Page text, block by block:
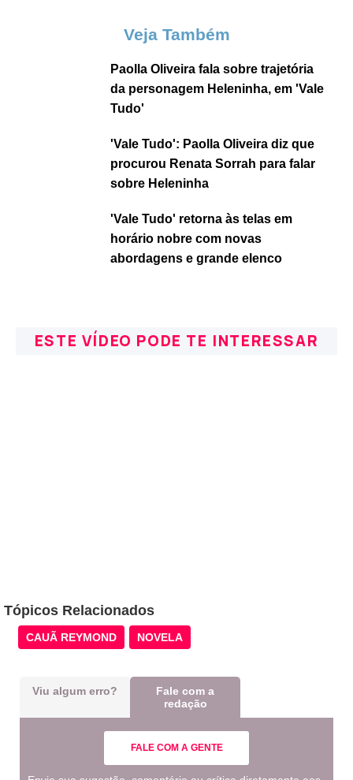
Veja Também
Paolla Oliveira fala sobre trajetória
da personagem Heleninha, em 'Vale
Tudo'
'Vale Tudo': Paolla Oliveira diz que
procurou Renata Sorrah para falar
sobre Heleninha
'Vale Tudo' retorna às telas em
horário nobre com novas
abordagens e grande elenco
ESTE VÍDEO PODE TE INTERESSAR
Tópicos Relacionados
CAUÃ REYMOND NOVELA
Viu algum erro?
Fale com a
redação
FALE COM A GENTE